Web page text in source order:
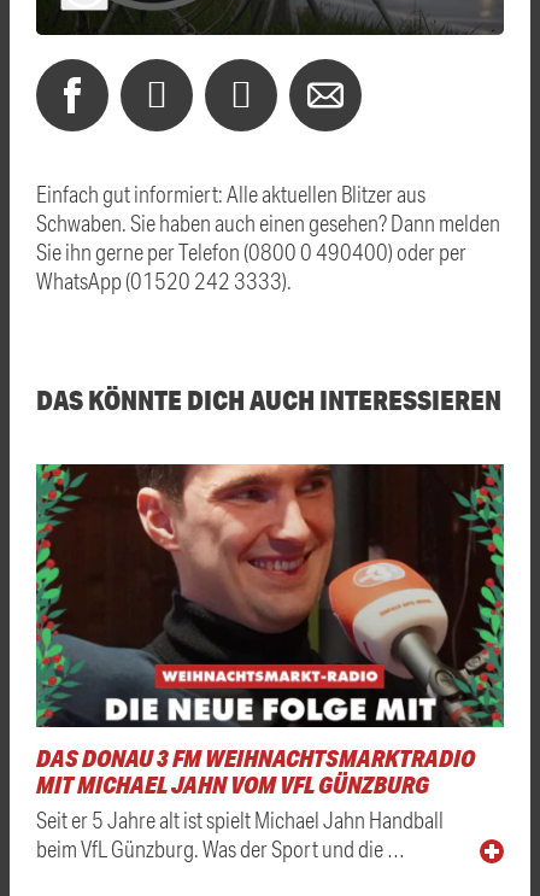
Einfach gut informiert: Alle aktuellen Blitzer aus
Schwaben. Sie haben auch einen gesehen? Dann melden
Sie ihn gerne per Telefon (0800 0 490400) oder per
WhatsApp (01520 242 3333).
DAS KÖNNTE DICH AUCH INTERESSIEREN
DAS DONAU 3 FM WEIHNACHTSMARKTRADIO
MIT MICHAEL JAHN VOM VFL GÜNZBURG
Seit er 5 Jahre alt ist spielt Michael Jahn Handball
beim VfL Günzburg. Was der Sport und die …